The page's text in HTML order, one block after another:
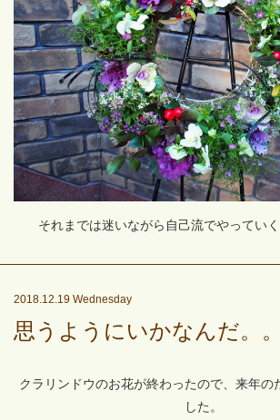
それまでは迷いながら自己流でやってい
2018.12.19 Wednesday
思うようにいかなんだ。。
クラリンドウのお花が終わったので、来年の
した。